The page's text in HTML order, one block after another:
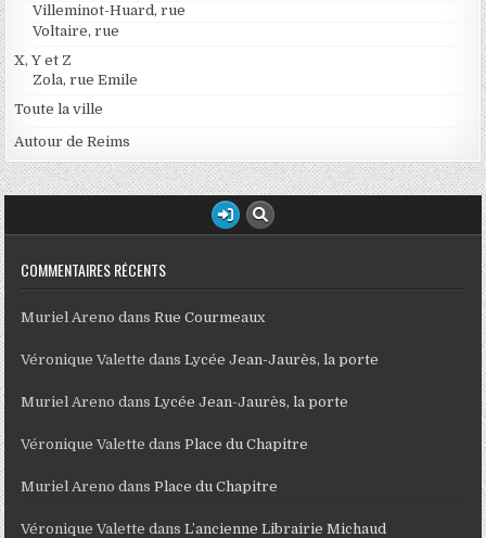
Villeminot-Huard, rue
Voltaire, rue
X, Y et Z
Zola, rue Emile
Toute la ville
Autour de Reims
COMMENTAIRES RÉCENTS
Muriel Areno dansRue Courmeaux
Véronique Valette dansLycée Jean-Jaurès, la porte
Muriel Areno dansLycée Jean-Jaurès, la porte
Véronique Valette dansPlace du Chapitre
Muriel Areno dansPlace du Chapitre
Véronique Valette dansL’ancienne Librairie Michaud